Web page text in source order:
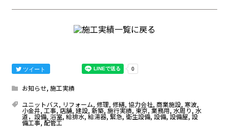
ツイート
お知らせ, 施工実績
ユニットバス, リフォーム, 修理, 修繕, 協力会社, 商業施設, 寒波,
小金井,工事,店舗, 建設, 新築,施行実績,東京,業務用,水周り,水
道，設備,浴室,給排水,給湯器,緊急,衛生設備,設備,設備屋, 設
備工事,配管工